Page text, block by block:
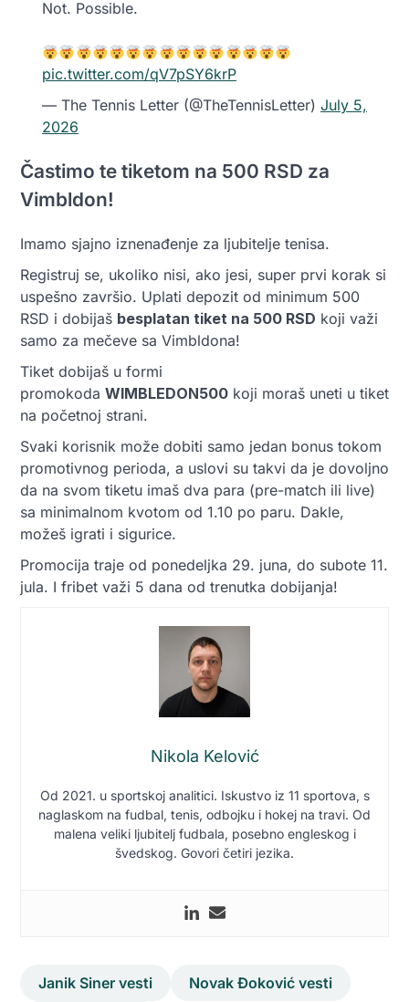
Not. Possible.
pic.twitter.com/qV7pSY6krP
— The Tennis Letter (@TheTennisLetter) July 5,
2026
Častimo te tiketom na 500 RSD za
Vimbldon!
Imamo sjajno iznenađenje za ljubitelje tenisa.
Registruj se, ukoliko nisi, ako jesi, super prvi korak si
uspešno završio. Uplati depozit od minimum 500
RSD i dobijaš besplatan tiket na 500 RSD koji važi
samo za mečeve sa Vimbldona!
Tiket dobijaš u formi
promokoda WIMBLEDON500 koji moraš uneti u tiket
na početnoj strani.
Svaki korisnik može dobiti samo jedan bonus tokom
promotivnog perioda, a uslovi su takvi da je dovoljno
da na svom tiketu imaš dva para (pre-match ili live)
sa minimalnom kvotom od 1.10 po paru. Dakle,
možeš igrati i sigurice.
Promocija traje od ponedeljka 29. juna, do subote 11.
jula. I fribet važi 5 dana od trenutka dobijanja!
Nikola Kelović
Od 2021. u sportskoj analitici. Iskustvo iz 11 sportova, s
naglaskom na fudbal, tenis, odbojku i hokej na travi. Od
malena veliki ljubitelj fudbala, posebno engleskog i
švedskog. Govori četiri jezika.
Janik Siner vesti
Novak Đoković vesti